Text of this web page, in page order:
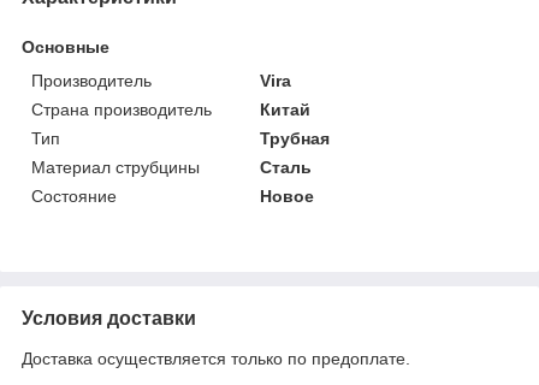
Основные
Производитель
Vira
Страна производитель
Китай
Тип
Трубная
Материал струбцины
Сталь
Состояние
Новое
Условия доставки
Доставка осуществляется только по предоплате.